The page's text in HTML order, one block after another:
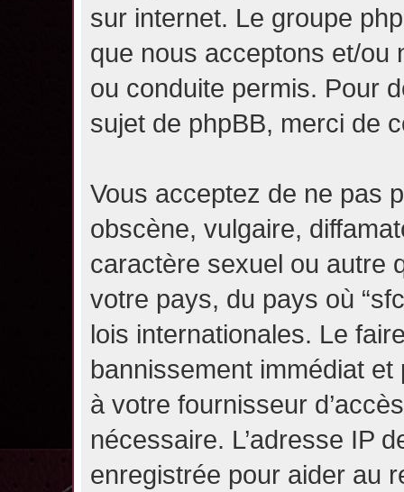
sur internet. Le groupe
que nous acceptons et/ou
ou conduite permis. Pour
sujet de phpBB, merci de
Vous acceptez de ne pas
obscène, vulgaire,
caractère sexuel ou autre
votre pays, du pays où
lois internationales. Le
bannissement immédiat
à votre fournisseur
nécessaire. L’adresse IP
enregistrée pour aider au